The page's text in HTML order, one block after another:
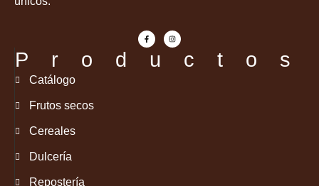
Productos
Catálogo
Frutos secos
Cereales
Dulcería
Repostería